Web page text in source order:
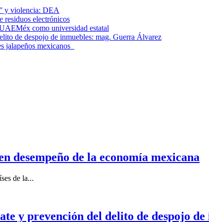
y violencia: DEA
residuos electrónicos
como universidad estatal
de despojo de inmuebles: mag. Guerra Álvarez
jalapeños mexicanos
desempeño de la economía mexicana
de la...
y prevención del delito de despojo